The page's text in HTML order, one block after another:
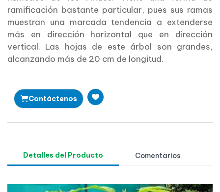
ramificación bastante particular, pues sus ramas
muestran una marcada tendencia a extenderse
más en dirección horizontal que en dirección
vertical. Las hojas de este árbol son grandes,
alcanzando más de 20 cm de longitud.
Contáctenos
Detalles del Producto Comentarios